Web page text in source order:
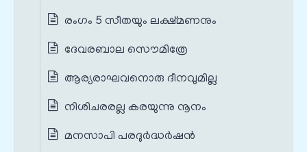
രംഗം 5 സീതയും ലക്ഷ്മണനും
ദേവരബാല സൌമിത്രേ
ആര്യരാഘവനൊരു ദീനവുമില്ല
നിശിചരരല്ല കരയുന്നു നൂനം
മനസാപി പരദുര്‍ദ്ധര്‍ഷന്‍